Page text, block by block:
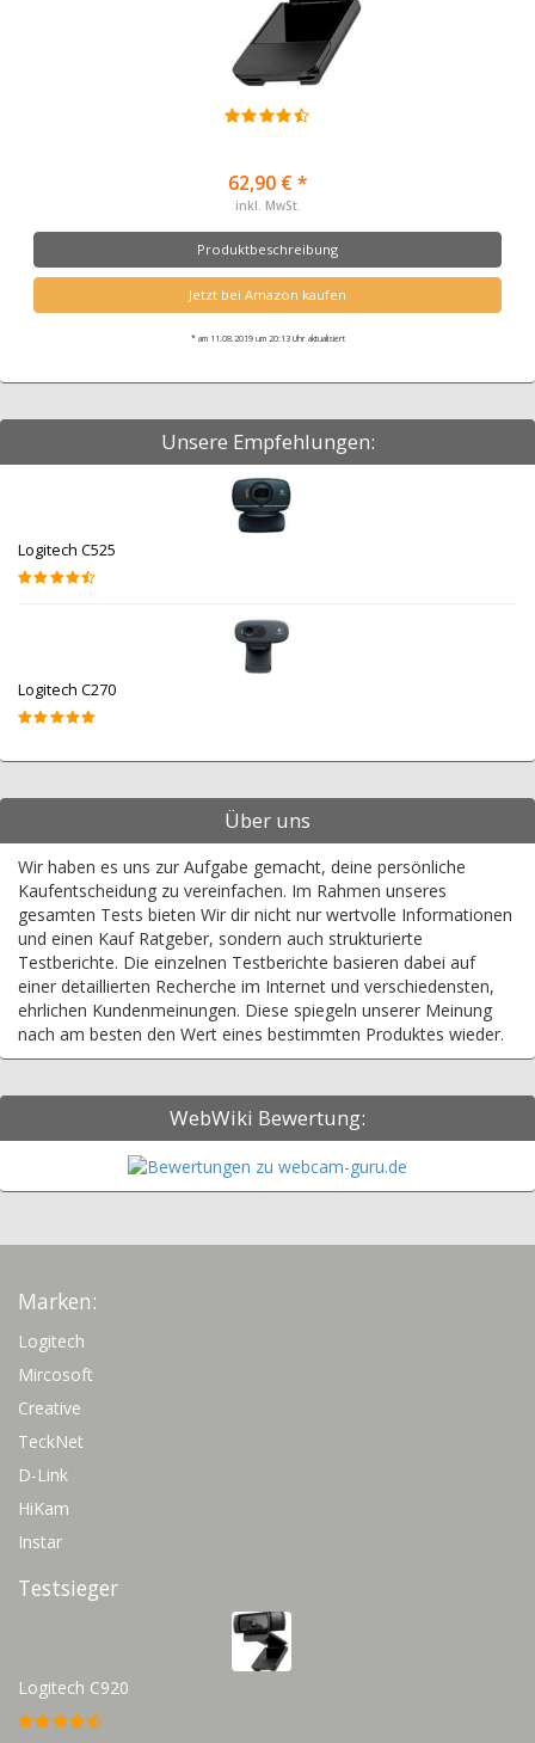
62,90 € *
inkl. MwSt.
Produktbeschreibung
Jetzt bei Amazon kaufen
* am 11.08.2019 um 20:13 Uhr aktualisiert
Unsere Empfehlungen:
Logitech C525
Logitech C270
Über uns
Wir haben es uns zur Aufgabe gemacht, deine persönliche
Kaufentscheidung zu vereinfachen. Im Rahmen unseres
gesamten Tests bieten Wir dir nicht nur wertvolle Informationen
und einen Kauf Ratgeber, sondern auch strukturierte
Testberichte. Die einzelnen Testberichte basieren dabei auf
einer detaillierten Recherche im Internet und verschiedensten,
ehrlichen Kundenmeinungen. Diese spiegeln unserer Meinung
nach am besten den Wert eines bestimmten Produktes wieder.
WebWiki Bewertung:
Marken:
Logitech
Mircosoft
Creative
TeckNet
D-Link
HiKam
Instar
Testsieger
Logitech C920